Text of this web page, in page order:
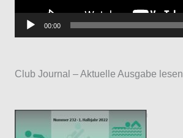
y
00:00
Club Journal – Aktuelle Ausgabe lesen